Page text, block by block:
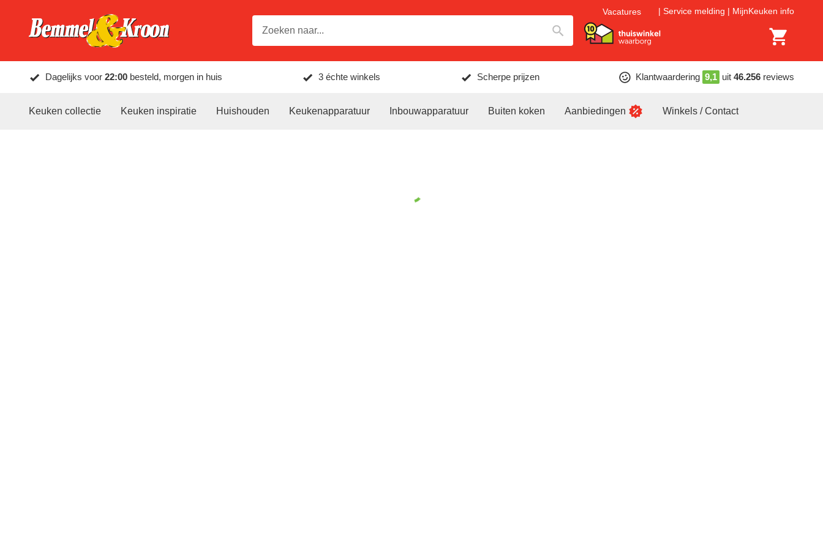
Vacatures Service melding MijnKeuken info
Dagelijks voor 22:00 besteld, morgen in huis 3 échte winkels Scherpe prijzen Klantwaardering 9,1 uit 46.256 reviews
Keuken collectie Keuken inspiratie Huishouden Keukenapparatuur Inbouwapparatuur Buiten koken Aanbiedingen Winkels / Contact